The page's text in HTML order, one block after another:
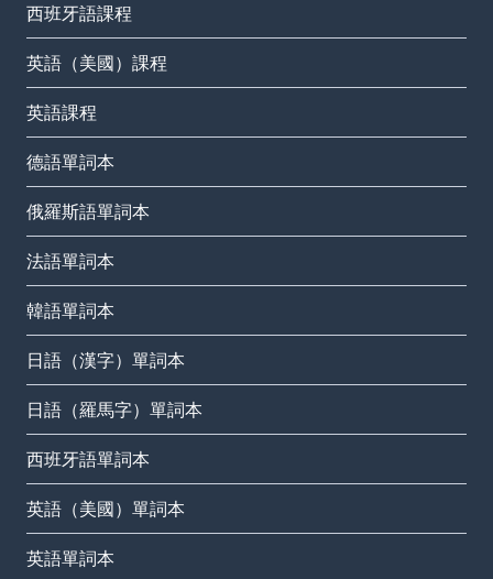
西班牙語課程
英語（美國）課程
英語課程
德語單詞本
俄羅斯語單詞本
法語單詞本
韓語單詞本
日語（漢字）單詞本
日語（羅馬字）單詞本
西班牙語單詞本
英語（美國）單詞本
英語單詞本